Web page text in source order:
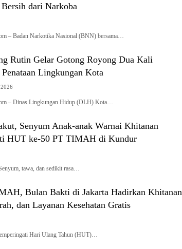
dari Narkoba
– Badan Narkotika Nasional (BNN) bersama…
Rutin Gelar Gotong Royong Dua Kali
Penataan Lingkungan Kota
– Dinas Lingkungan Hidup (DLH) Kota…
Senyum Anak-anak Warnai Khitanan
HUT ke-50 PT TIMAH di Kundur
tawa, dan sedikit rasa…
Bulan Bakti di Jakarta Hadirkan Khitanan
dan Layanan Kesehatan Gratis
Hari Ulang Tahun (HUT)…